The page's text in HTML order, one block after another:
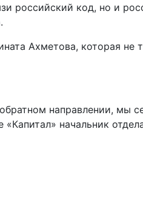
российский код, но и
Ахметова, которая не
направлении, мы
начальник